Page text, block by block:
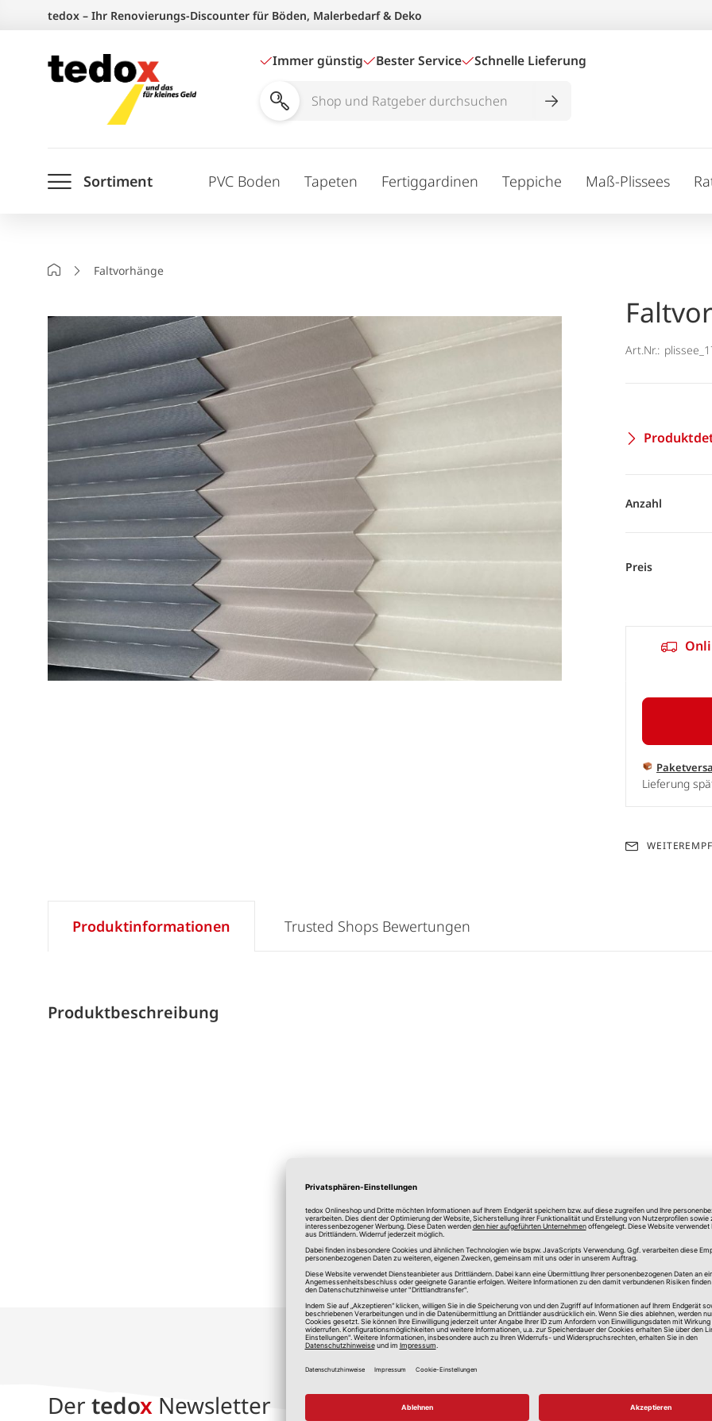
springen
tedox – Ihr Renovierungs-Discounter für Böden, Malerbedarf & Deko
Immer günstig Bester Service Schnelle Lieferung
Shop
durchsuchen
Sortiment PVC Boden Tapeten Fertiggardinen Teppiche Maß-Plissees
StartseiteFaltvorhänge
Art.Nr.:
Anzahl
Preis
Lieferung
Produktinformationen
Produktbeschreibung
Trusted Shops Bewertungen
*Alle Preise in Euro, inkl. gesetzlicher Mehrwertsteuer, zzgl.
Der tedox Newsletter